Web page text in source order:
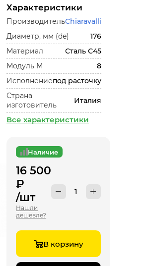
Характеристики
ПроизводительChiaravalli
Диаметр, мм (de)
176
Материал
Сталь С45
Модуль М
8
Исполнениепод расточку
Страна
изготовитель
Италия
Все характеристики
Наличие
16 500
₽
/шт
Нашли
дешевле?
В корзину